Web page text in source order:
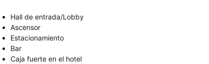
Hall de entrada/Lobby
Ascensor
Estacionamiento
Bar
Caja fuerte en el hotel